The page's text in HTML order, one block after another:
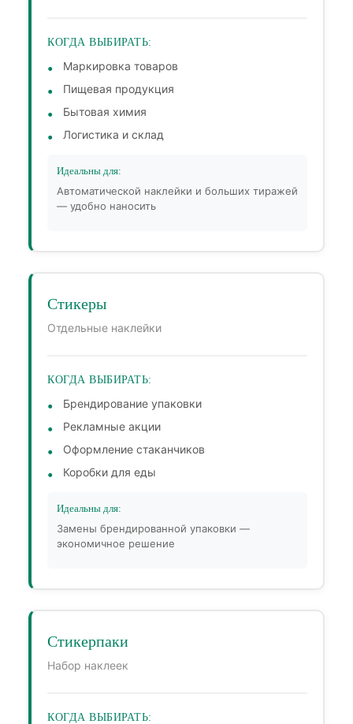
КОГДА ВЫБИРАТЬ:
Маркировка товаров
Пищевая продукция
Бытовая химия
Логистика и склад
Идеальны для:
Автоматической наклейки и больших тиражей
— удобно наносить
Стикеры
Отдельные наклейки
КОГДА ВЫБИРАТЬ:
Брендирование упаковки
Рекламные акции
Оформление стаканчиков
Коробки для еды
Идеальны для:
Замены брендированной упаковки —
экономичное решение
Стикерпаки
Набор наклеек
КОГДА ВЫБИРАТЬ: